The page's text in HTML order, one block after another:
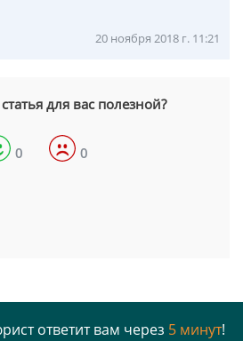
20 ноября 2018 г. 11:21
для вас полезной?
0 0
ответит вам через 5 минут!